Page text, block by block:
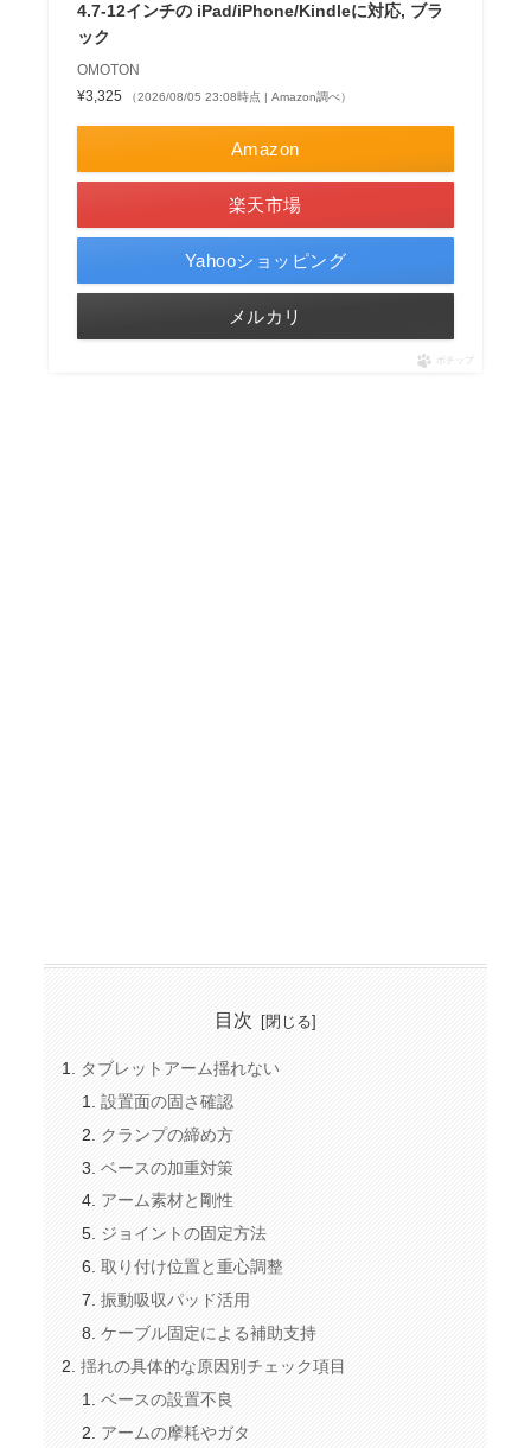
4.7-12インチの iPad/iPhone/Kindleに対応, ブラ
ック
OMOTON
¥3,325
（2026/08/05 23:08時点 | Amazon調べ）
Amazon
楽天市場
Yahooショッピング
メルカリ
ポチップ
目次
タブレットアーム揺れない
設置面の固さ確認
クランプの締め方
ベースの加重対策
アーム素材と剛性
ジョイントの固定方法
取り付け位置と重心調整
振動吸収パッド活用
ケーブル固定による補助支持
揺れの具体的な原因別チェック項目
ベースの設置不良
アームの摩耗やガタ